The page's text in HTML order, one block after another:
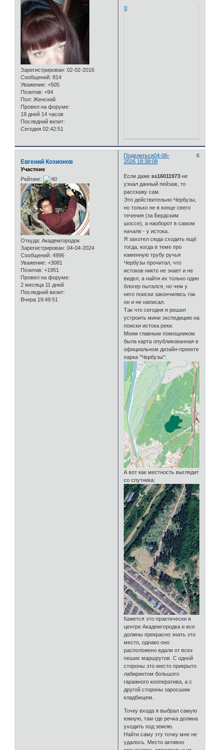
Зарегистрирован: 02-02-2016
Сообщений: 814
Уважение: +505
Позитив: +94
Пол: Женский
Провел на форуме:
19 дней 14 часов
Последний визит:
Сегодня 02:42:51
0
Поделиться 6
04-06-
2026 18:38:09
Евгений Козионов
Участник
Рейтинг:
Откуда: Академгородок
Зарегистрирован: 04-04-2024
Сообщений: 4996
Уважение: +3081
Позитив: +1951
Провел на форуме:
2 месяца 11 дней
Последний визит:
Вчера 19:49:51
Если дажеss16011973 не
узнал данный пейзаж, то
расскажу сам.
Это действительно Чербузы,
но только не в конце свего
течения (за Бердским
шоссе), а наоборот в самом
начале - у истока.
Я захотел сюда сходить ещё
тогда, когда в теме про
каменную трубу ручья
Чербузы прочитал, что
истоков никто не знает и не
видел, а найти их только один
блогер пытался, но чем у
него поиски закончились так
он и не написал.
Так что сегодня я решил
устроить мини экспедицию на
поиски истока реки.
Моим главным помощником
была карта опубликованная в
официальном дизайн-проекте
парка "Чербузы":
А вот как местность выглядит
со спутника:
Кажется это практически в
центре Академгородка и все
должны прекрасно знать это
место, однако оно
расположено вдали от всех
пеших маршрутов. С одной
стороны это место прикрыто
лабиринтом большого
гаражного кооператива, а с
другой стороны заросшим
кладбищем.
Точку входа я выбрал самую
южную, там где речка должна
уходить под землю.
Найти саму эту точку мне не
удалось. Место активно